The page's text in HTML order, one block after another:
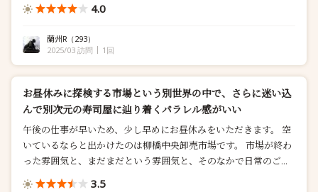
4.0
蘭州R （293）
2025/03 訪問
1回
お昼休みに探検する市場という別世界の中で、さらに迷い込
んで別次元の寿司屋に辿り着くパラレル感がいい
午後の仕事が早いため、少し早めにお昼休みをいただきます。 空
いているならと出かけたのは柳橋中央卸売市場です。 市場が終わ
った雰囲気と、まだまだという雰囲気と、そのなかで日常のご...
3.5